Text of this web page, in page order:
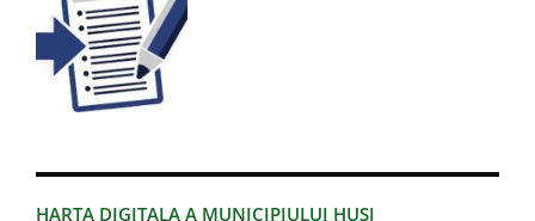
HARTA DIGITALA A MUNICIPIULUI HUSI